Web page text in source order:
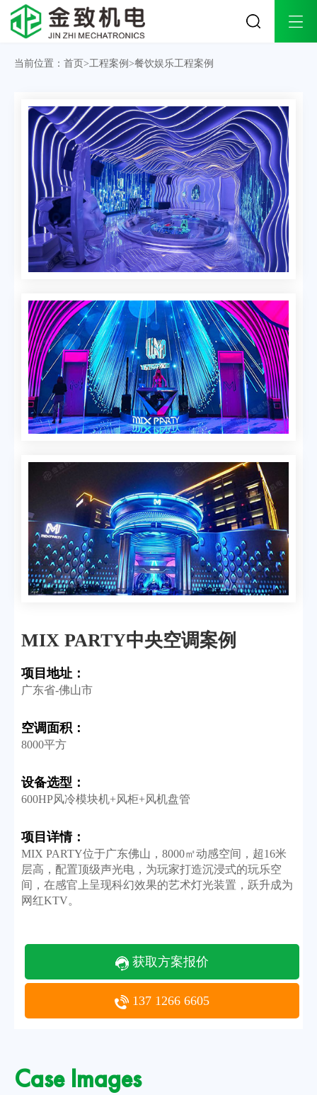
关于金致
荣誉资质
发展历程
办公环境
合作品牌
实体旗舰店
金致团队
品牌授权
工程案例
酒店会所工程案例
医院医疗工程案例
连锁商超工程案例
餐饮娱乐工程案例
教育培训工程案例
楼宇别墅工程案例
解决方案
酒店会所解决方案
医院医疗解决方案
多联式中央空调系统
模块式中央空调系统
水冷螺杆式中央空调系统
离心式中央空调系统
磁悬浮中央空调系统
水冷柜式中央空调系统
风冷螺杆式中央空调系统
风管式空调&天花式空调
施工流程
售后服务
公司动态
行业动态
常见问题
联系我们
联系方式
在线留言
当前位置： 首页 >工程案例 >餐饮娱乐工程案例
MIX PARTY中央空调案例
项目地址：
广东省-佛山市
空调面积：
8000平方
设备选型：
600HP风冷模块机+风柜+风机盘管
项目详情：
MIX PARTY位于广东佛山，8000㎡动感空间，超16米
层高，配置顶级声光电，为玩家打造沉浸式的玩乐空
间，在感官上呈现科幻效果的艺术灯光装置，跃升成为
网红KTV。
获取方案报价
137 1266 6605
Case Images